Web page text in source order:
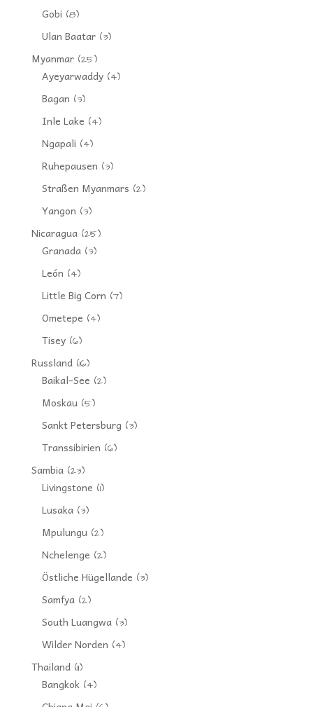
Gobi (8)
Ulan Baatar(3)
Myanmar(25)
Ayeyarwaddy(4)
Bagan (3)
Inle Lake (4)
Ngapali (4)
Ruhepausen (3)
Straßen Myanmars (2)
Yangon (3)
Nicaragua(25)
Granada(3)
León (4)
Little Big Corn (7)
Ometepe (4)
Tisey(6)
Russland(16)
Baikal-See (2)
Moskau(5)
Sankt Petersburg (3)
Transsibirien (6)
Sambia(23)
Livingstone (1)
Lusaka(3)
Mpulungu(2)
Nchelenge (2)
Östliche Hügellande (3)
Samfya(2)
South Luangwa(3)
Wilder Norden (4)
Thailand(11)
Bangkok(4)